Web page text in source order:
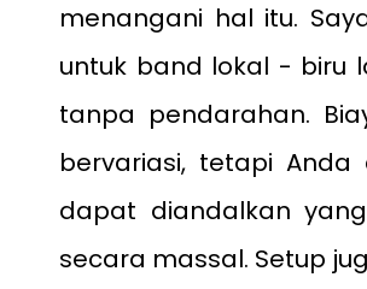
menangani hal itu.
untuk band lokal - biru
tanpa pendarahan.
bervariasi, tetapi
dapat diandalkan
secara massal. Setup